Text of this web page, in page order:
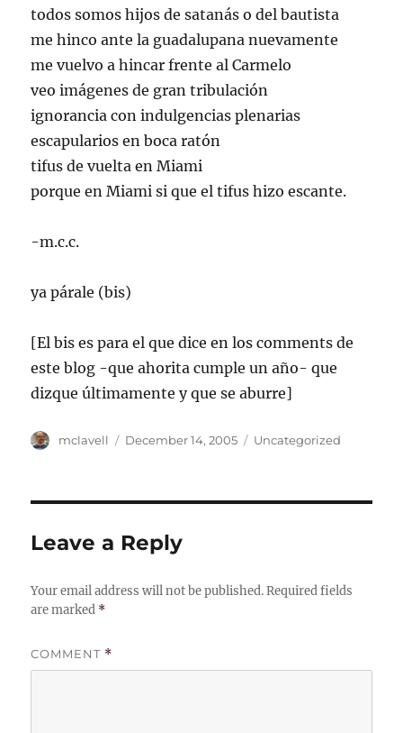
todos somos hijos de satanás o del bautista
me hinco ante la guadalupana nuevamente
me vuelvo a hincar frente al Carmelo
veo imágenes de gran tribulación
ignorancia con indulgencias plenarias
escapularios en boca ratón
tifus de vuelta en Miami
porque en Miami si que el tifus hizo escante.
-m.c.c.
ya párale (bis)
[El bis es para el que dice en los comments de
este blog -que ahorita cumple un año- que
dizque últimamente y que se aburre]
Author
mclavell
Posted
December 14, 2005 Categories
Uncategorized
Leave a Reply
Your email address will not be published. Required fields
are marked *
COMMENT *